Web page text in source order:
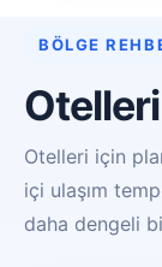
BÖLGE
Otelleri için
içi ulaşım
daha dengeli